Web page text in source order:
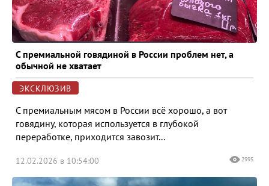
С премиальной говядиной в России проблем нет, а
обычной не хватает
ЭКСКЛЮЗИВ
С премиальным мясом в России всё хорошо, а вот
говядину, которая используется в глубокой
переработке, приходится завозит...
12.02.2026 в 10:54:00 2995